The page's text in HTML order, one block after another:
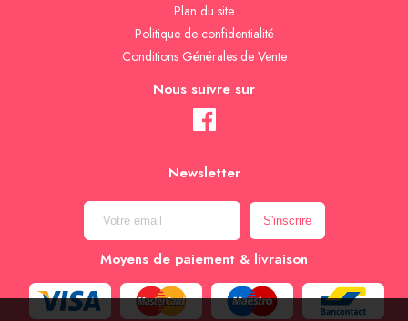
Plan du site
Politique de confidentialité
Conditions Générales de Vente
Nous suivre sur
Newsletter
Moyens de paiement & livraison